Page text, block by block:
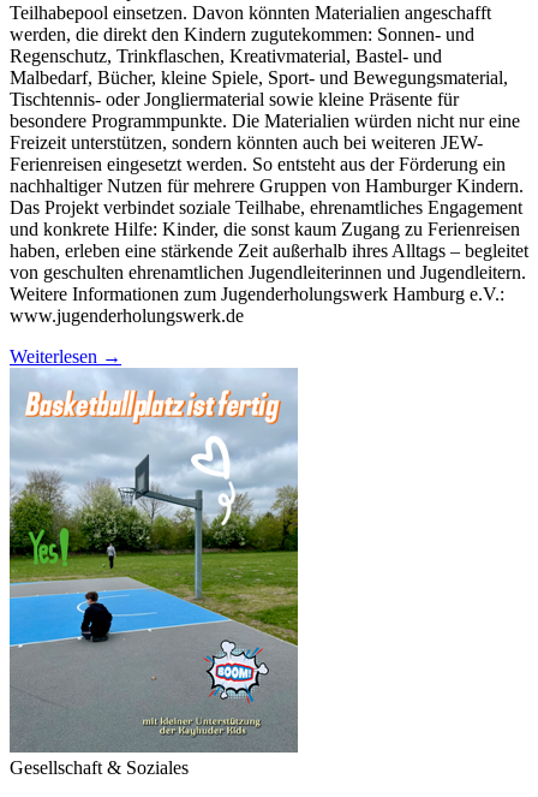
Teilhabepool einsetzen. Davon könnten Materialien angeschafft
werden, die direkt den Kindern zugutekommen: Sonnen- und
Regenschutz, Trinkflaschen, Kreativmaterial, Bastel- und
Malbedarf, Bücher, kleine Spiele, Sport- und Bewegungsmaterial,
Tischtennis- oder Jongliermaterial sowie kleine Präsente für
besondere Programmpunkte. Die Materialien würden nicht nur eine
Freizeit unterstützen, sondern könnten auch bei weiteren JEW-
Ferienreisen eingesetzt werden. So entsteht aus der Förderung ein
nachhaltiger Nutzen für mehrere Gruppen von Hamburger Kindern.
Das Projekt verbindet soziale Teilhabe, ehrenamtliches Engagement
und konkrete Hilfe: Kinder, die sonst kaum Zugang zu Ferienreisen
haben, erleben eine stärkende Zeit außerhalb ihres Alltags – begleitet
von geschulten ehrenamtlichen Jugendleiterinnen und Jugendleitern.
Weitere Informationen zum Jugenderholungswerk Hamburg e.V.:
www.jugenderholungswerk.de
Weiterlesen →
Gesellschaft & Soziales